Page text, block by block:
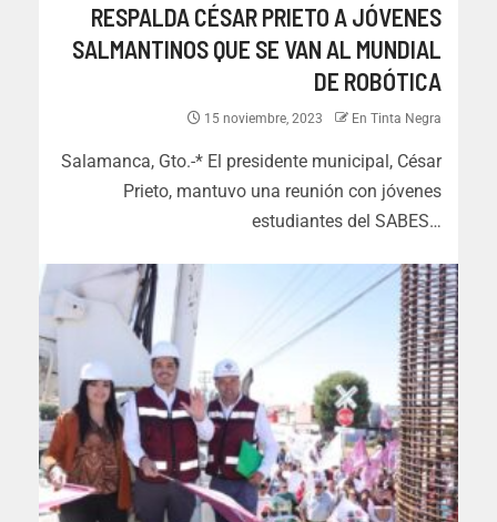
RESPALDA CÉSAR PRIETO A JÓVENES
SALMANTINOS QUE SE VAN AL MUNDIAL
DE ROBÓTICA
15 noviembre, 2023 En Tinta Negra
Salamanca, Gto.-* El presidente municipal, César
Prieto, mantuvo una reunión con jóvenes
estudiantes del SABES…